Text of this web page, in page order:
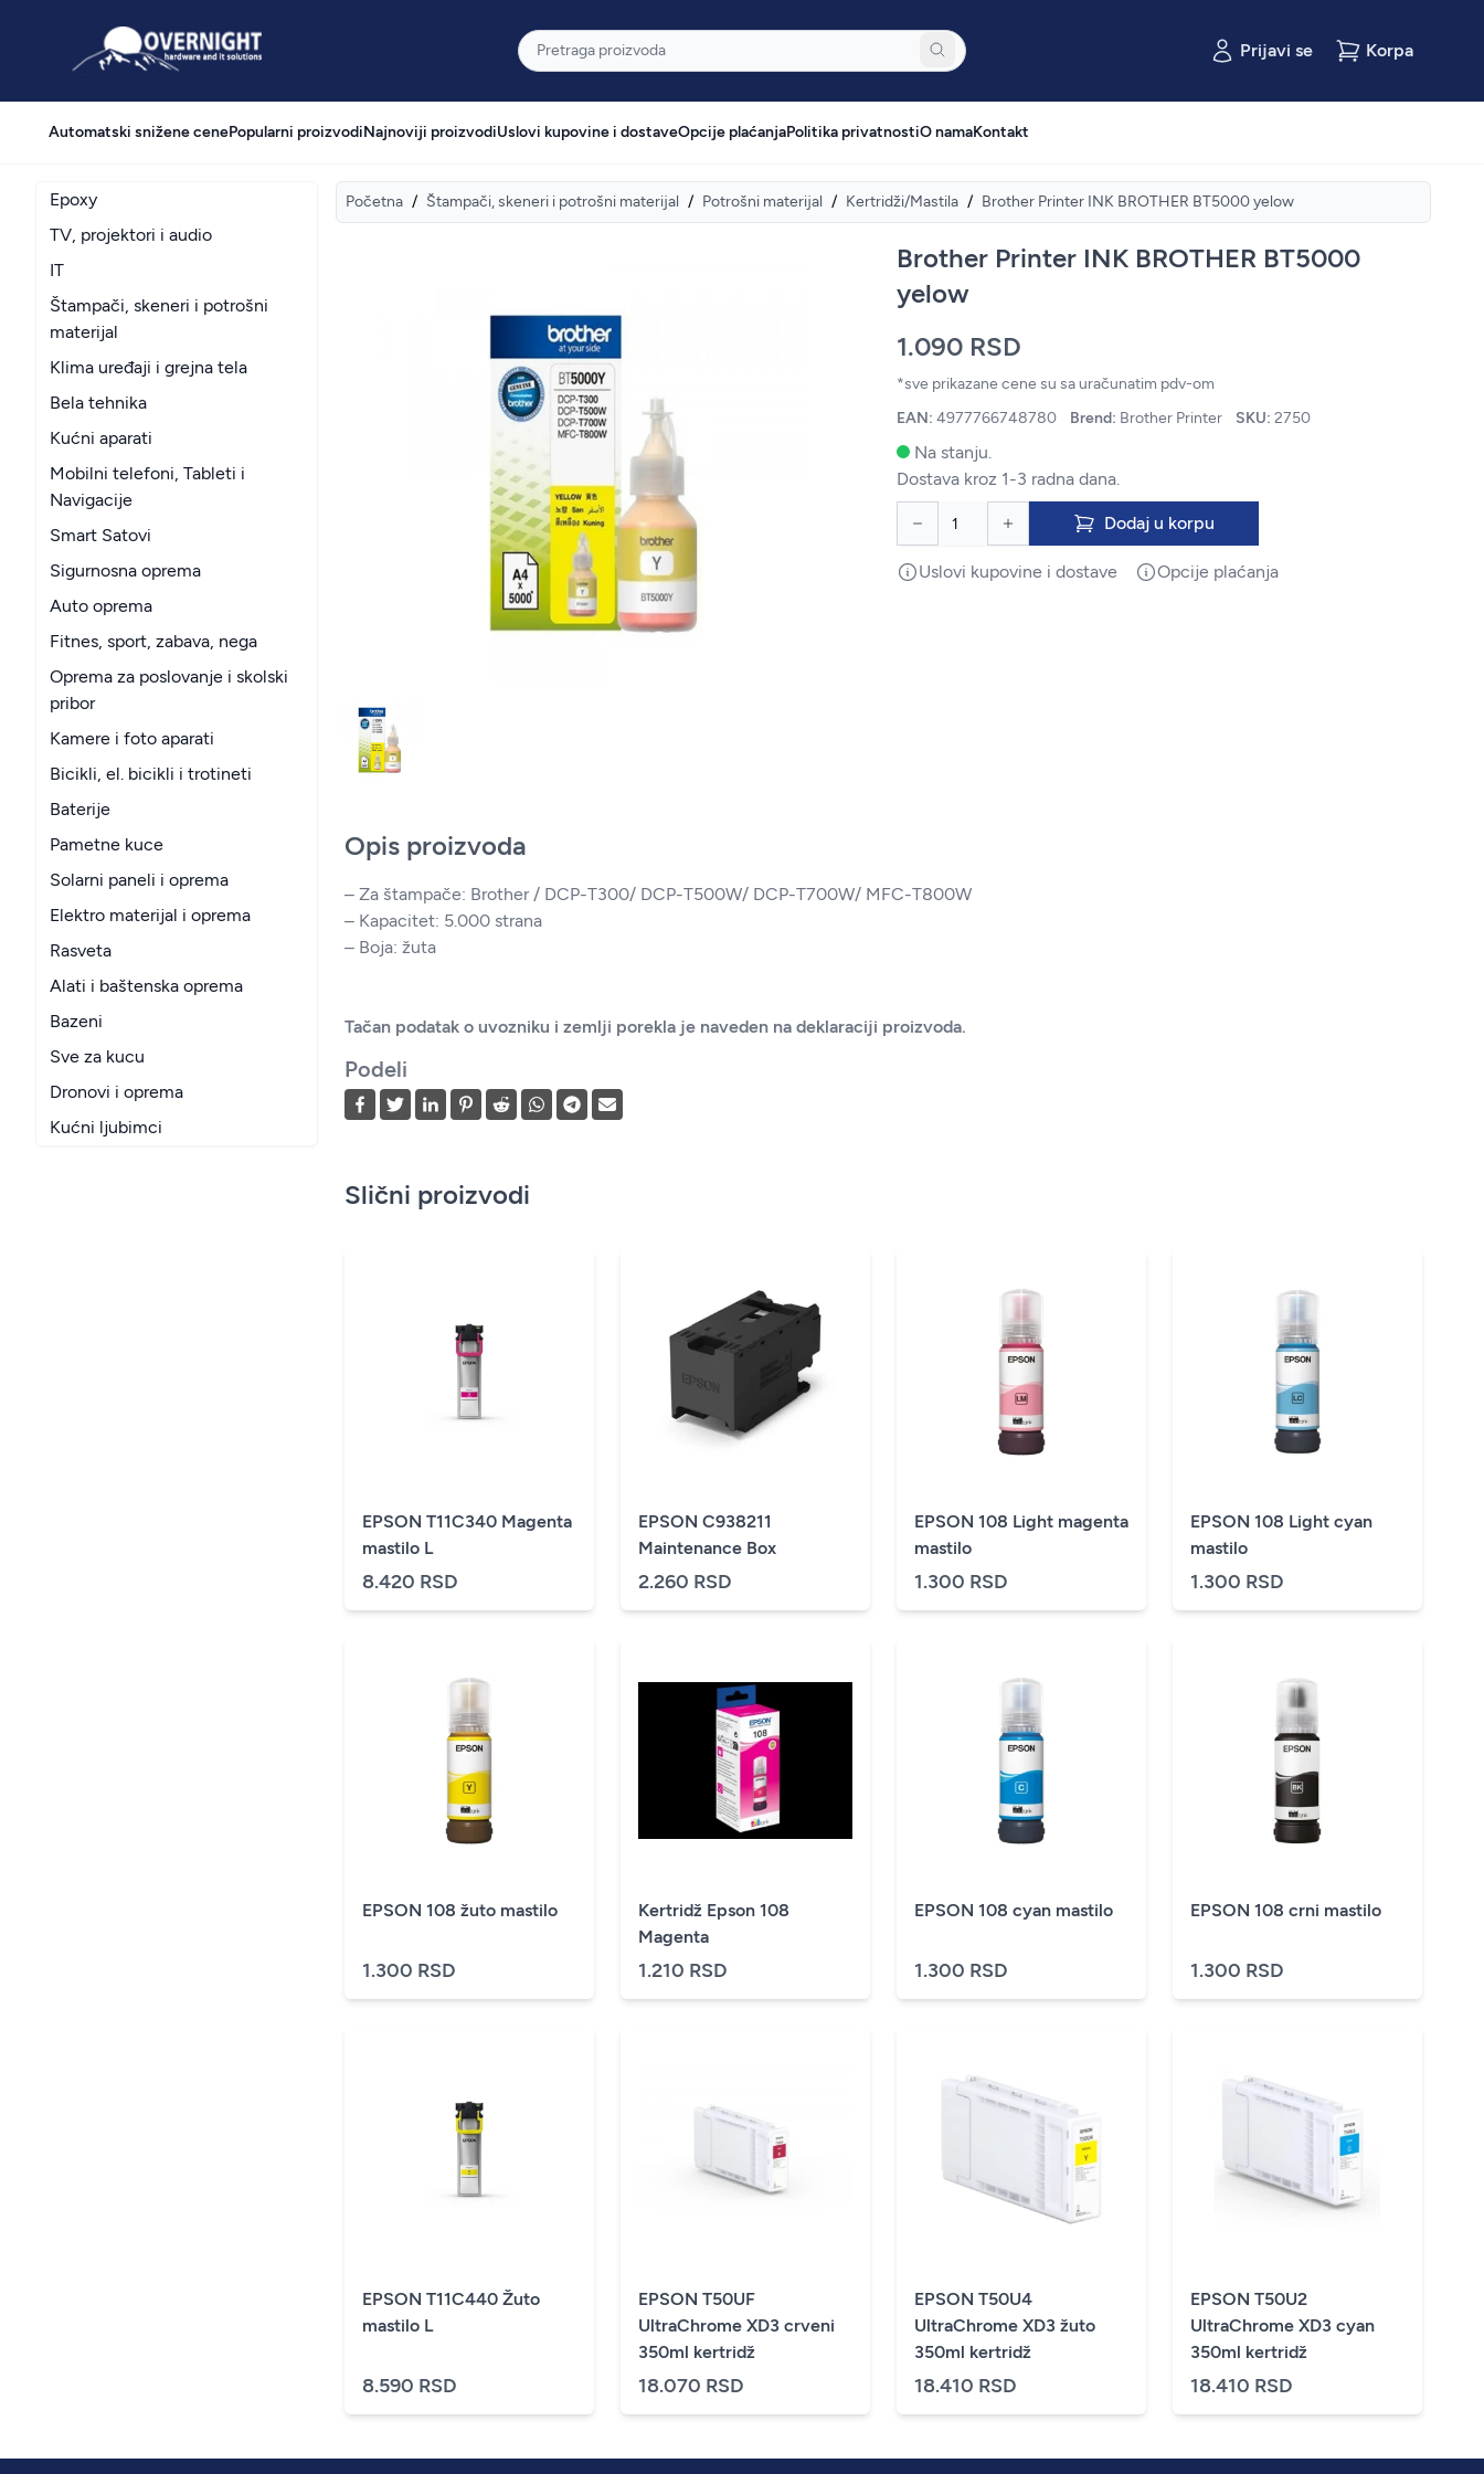
Overnight Pretraga
Prijavi se Korpa
Automatski snižene cenePopularni proizvodiNajnoviji proizvodiUslovi kupovine i dostaveOpcije plaćanjaPolitika privatnostiO namaKontakt
Epoxy
TV, projektori i audio
IT
Štampači, skeneri i potrošni
materijal
Klima uređaji i grejna tela
Bela tehnika
Kućni aparati
Mobilni telefoni, Tableti i
Navigacije
Smart Satovi
Sigurnosna oprema
Auto oprema
Fitnes, sport, zabava, nega
Oprema za poslovanje i skolski
pribor
Kamere i foto aparati
Bicikli, el. bicikli i trotineti
Baterije
Pametne kuce
Solarni paneli i oprema
Elektro materijal i oprema
Rasveta
Alati i baštenska oprema
Bazeni
Sve za kucu
Dronovi i oprema
Kućni ljubimci
Početna / Štampači, skeneri i potrošni materijal / Potrošni materijal / Kertridži/Mastila / Brother Printer INK BROTHER BT5000 yelow
Brother Printer INK BROTHER BT5000
yelow
1.090 RSD
*sve prikazane cene su sa uračunatim pdv-om
EAN:4977766748780 Brend: Brother Printer SKU:2750
Na stanju.
Dostava kroz 1-3 radna dana.
Dodaj u korpu
Uslovi kupovine i dostave Opcije plaćanja
Opis proizvoda
– Za štampače: Brother / DCP-T300/ DCP-T500W/ DCP-T700W/ MFC-T800W
– Kapacitet: 5.000 strana
– Boja: žuta
Tačan podatak o uvozniku i zemlji porekla je naveden na deklaraciji proizvoda.
Podeli
Slični proizvodi
EPSON T11C340 Magenta
mastilo L
8.420 RSD
EPSON C938211
Maintenance Box
2.260 RSD
EPSON 108 Light magenta
mastilo
1.300 RSD
EPSON 108 Light cyan
mastilo
1.300 RSD
EPSON 108 žuto mastilo
1.300 RSD
Kertridž Epson 108
Magenta
1.210 RSD
EPSON 108 cyan mastilo
1.300 RSD
EPSON 108 crni mastilo
1.300 RSD
EPSON T11C440 Žuto
mastilo L
8.590 RSD
EPSON T50UF
UltraChrome XD3 crveni
350ml kertridž
18.070 RSD
EPSON T50U4
UltraChrome XD3 žuto
350ml kertridž
18.410 RSD
EPSON T50U2
UltraChrome XD3 cyan
350ml kertridž
18.410 RSD